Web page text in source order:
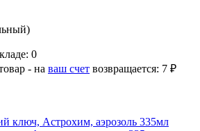
0
- на ваш счет возвращается: 7 ₽